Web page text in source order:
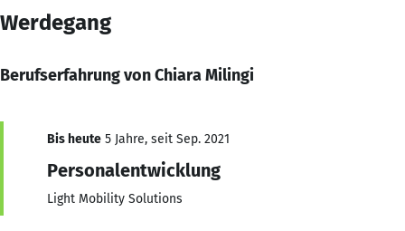
Werdegang
Berufserfahrung von Chiara Milingi
Bis heute 5 Jahre, seit Sep. 2021
Personalentwicklung
Light Mobility Solutions